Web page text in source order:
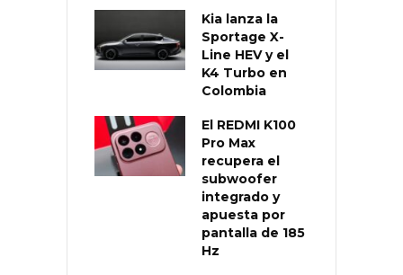
Kia lanza la
Sportage X-
Line HEV y el
K4 Turbo en
Colombia
El REDMI K100
Pro Max
recupera el
subwoofer
integrado y
apuesta por
pantalla de 185
Hz